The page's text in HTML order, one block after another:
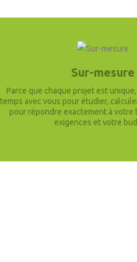
Sur-mesure
Parce que chaque projet est
temps avec vous pour étudier,
pour répondre exactement à votre
exigences et votre